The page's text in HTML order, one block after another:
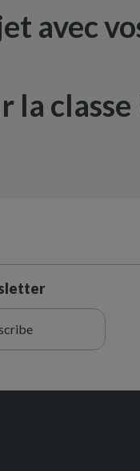
avec
la classe